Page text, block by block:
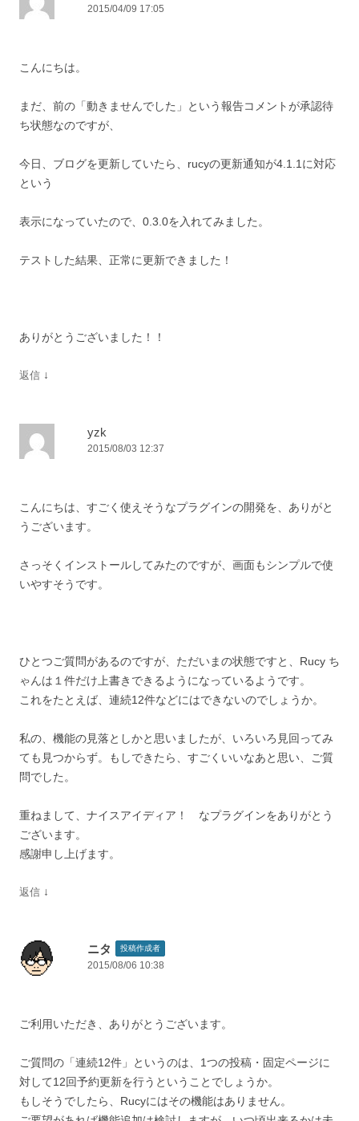
2015/04/09 17:05
こんにちは。
まだ、前の「動きませんでした」という報告コメントが承認待
ち状態なのですが、
今日、ブログを更新していたら、rucyの更新通知が4.1.1に対応
という
表示になっていたので、0.3.0を入れてみました。
テストした結果、正常に更新できました！
ありがとうございました！！
返信 ↓
yzk
2015/08/03 12:37
こんにちは、すごく使えそうなプラグインの開発を、ありがと
うございます。
さっそくインストールしてみたのですが、画面もシンプルで使
いやすそうです。
ひとつご質問があるのですが、ただいまの状態ですと、Rucy ち
ゃんは１件だけ上書きできるようになっているようです。
これをたとえば、連続12件などにはできないのでしょうか。
私の、機能の見落としかと思いましたが、いろいろ見回ってみ
ても見つからず。もしできたら、すごくいいなあと思い、ご質
問でした。
重ねまして、ナイスアイディア！ なプラグインをありがとう
ございます。
感謝申し上げます。
返信 ↓
ニタ 投稿作成者
2015/08/06 10:38
ご利用いただき、ありがとうございます。
ご質問の「連続12件」というのは、1つの投稿・固定ページに
対して12回予約更新を行うということでしょうか。
もしそうでしたら、Rucyにはその機能はありません。